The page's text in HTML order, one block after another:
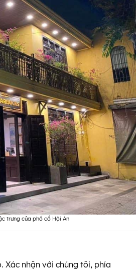
trưng của phố cổ Hội An
Xác nhận với chúng tôi, phía